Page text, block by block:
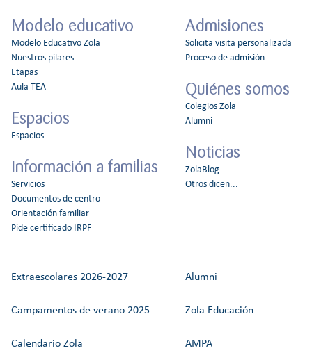
Modelo educativo
Modelo Educativo Zola
Nuestros pilares
Etapas
Aula TEA
Espacios
Espacios
Información a familias
Servicios
Documentos de centro
Orientación familiar
Pide certificado IRPF
Admisiones
Solicita visita personalizada
Proceso de admisión
Quiénes somos
Colegios Zola
Alumni
Noticias
ZolaBlog
Otros dicen...
Extraescolares 2026-2027
Campamentos de verano 2025
Calendario Zola
Alumni
Zola Educación
AMPA